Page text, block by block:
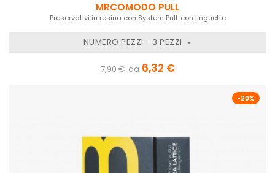
MRCOMODO PULL
Preservativi in resina con System Pull: con linguette
NUMERO PEZZI - 3 PEZZI
7,90 € da 6,32 €
-20%